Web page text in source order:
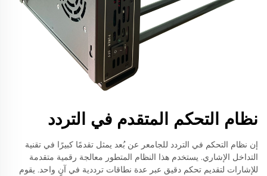
نظام التحكم المتقدم في التردد
إن نظام التحكم في التردد للجامعر عن بُعد يمثل تقدمًا كبيرًا في تقنية
التداخل الإشاري. يستخدم هذا النظام المتطور معالجة رقمية متقدمة
للإشارات لتقديم تحكم دقيق عبر عدة نطاقات ترددية في آنٍ واحد. يقوم